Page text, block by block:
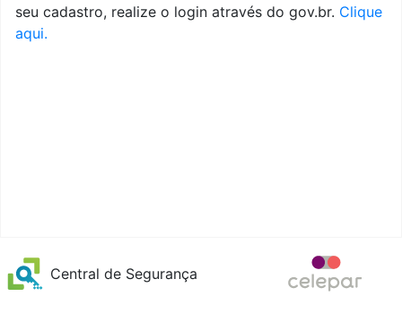
seu cadastro, realize o login através do gov.br. Clique
aqui.
Central de Segurança